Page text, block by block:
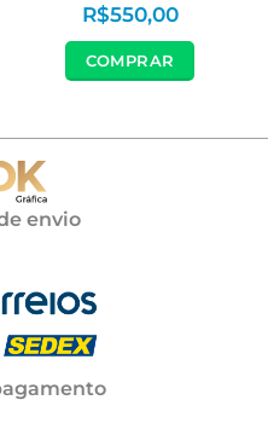
R$550,00
COMPRAR
envio